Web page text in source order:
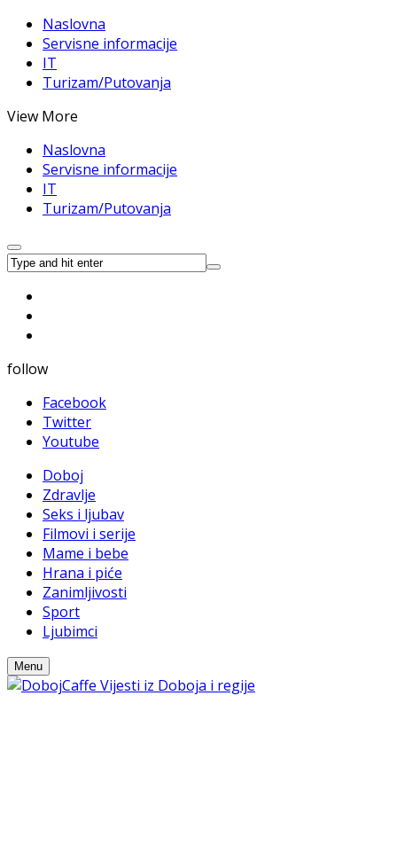
Naslovna
Servisne informacije
IT
Turizam/Putovanja
View More
Naslovna
Servisne informacije
IT
Turizam/Putovanja
follow
Facebook
Twitter
Youtube
Doboj
Zdravlje
Seks i ljubav
Filmovi i serije
Mame i bebe
Hrana i piće
Zanimljivosti
Sport
Ljubimci
Menu